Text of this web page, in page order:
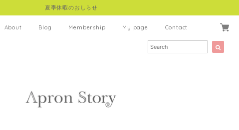
夏季休暇のおしらせ
About Blog Membership My page Contact